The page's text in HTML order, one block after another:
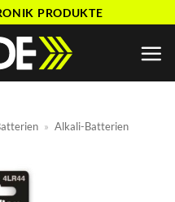
PRODUKTE
» Alkali-Batterien